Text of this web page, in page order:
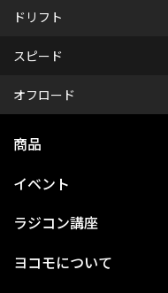
ドリフト
スピード
オフロード
商品
イベント
ラジコン講座
ヨコモについて